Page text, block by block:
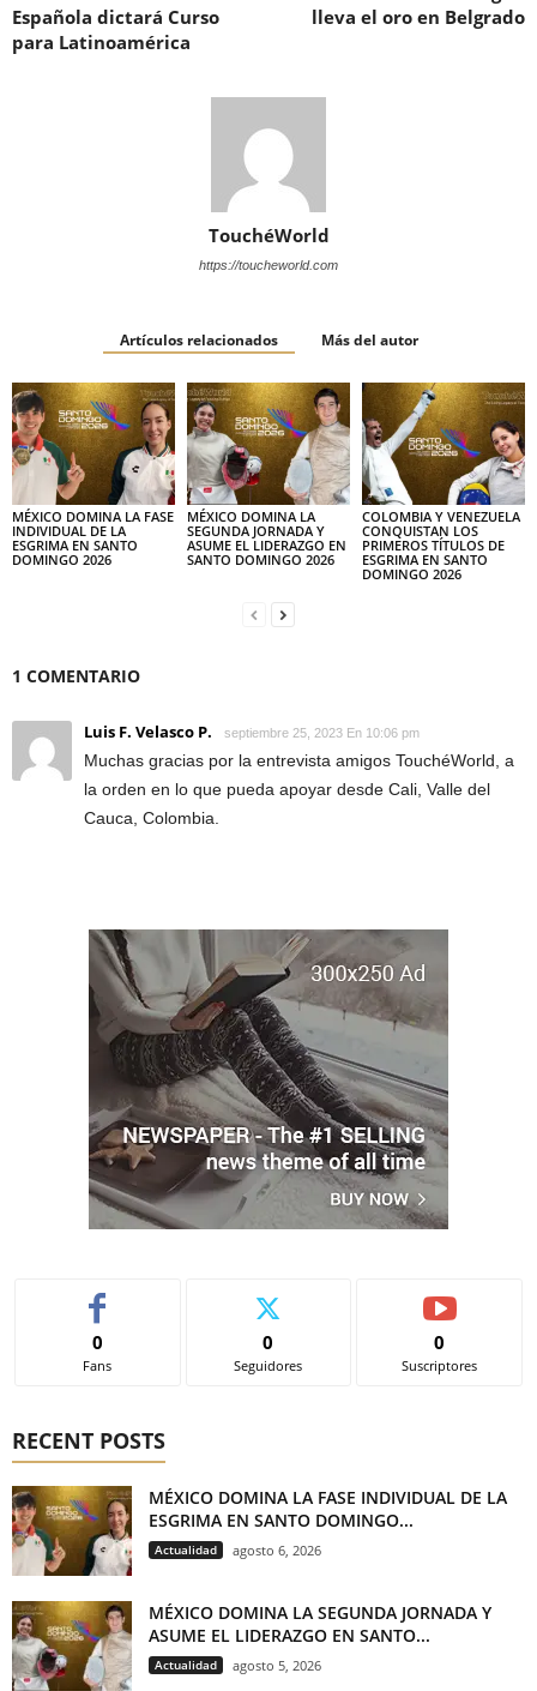
Española dictará Curso
para Latinoamérica
lleva el oro en Belgrado
TouchéWorld
https://toucheworld.com
Artículos relacionados Más del autor
MÉXICO DOMINA LA FASE
INDIVIDUAL DE LA
ESGRIMA EN SANTO
DOMINGO 2026
MÉXICO DOMINA LA
SEGUNDA JORNADA Y
ASUME EL LIDERAZGO EN
SANTO DOMINGO 2026
COLOMBIA Y VENEZUELA
CONQUISTAN LOS
PRIMEROS TÍTULOS DE
ESGRIMA EN SANTO
DOMINGO 2026
1 COMENTARIO
Luis F. Velasco P. septiembre 25, 2023 En 10:06 pm
Muchas gracias por la entrevista amigos TouchéWorld, a
la orden en lo que pueda apoyar desde Cali, Valle del
Cauca, Colombia.
0
Fans
0
Seguidores
0
Suscriptores
RECENT POSTS
MÉXICO DOMINA LA FASE INDIVIDUAL DE LA
ESGRIMA EN SANTO DOMINGO...
Actualidad agosto 6, 2026
MÉXICO DOMINA LA SEGUNDA JORNADA Y
ASUME EL LIDERAZGO EN SANTO...
Actualidad agosto 5, 2026